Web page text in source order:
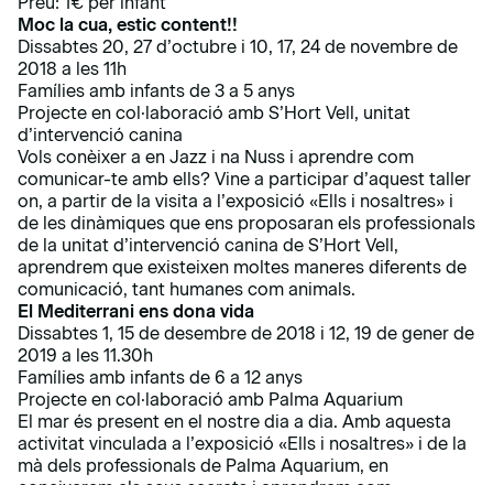
Moc la cua, estic content!!
Dissabtes 20, 27 d’octubre i 10, 17, 24 de novembre de
2018 a les 11h
Famílies amb infants de 3 a 5 anys
Projecte en col·laboració amb S’Hort Vell, unitat
d’intervenció canina
Vols conèixer a en Jazz i na Nuss i aprendre com
comunicar-te amb ells? Vine a participar d’aquest taller
on, a partir de la visita a l’exposició «Ells i nosaltres» i
de les dinàmiques que ens proposaran els professionals
de la unitat d’intervenció canina de S’Hort Vell,
aprendrem que existeixen moltes maneres diferents de
comunicació, tant humanes com animals.
El Mediterrani ens dona vida
Dissabtes 1, 15 de desembre de 2018 i 12, 19 de gener de
2019 a les 11.30h
Famílies amb infants de 6 a 12 anys
Projecte en col·laboració amb Palma Aquarium
El mar és present en el nostre dia a dia. Amb aquesta
activitat vinculada a l’exposició «Ells i nosaltres» i de la
mà dels professionals de Palma Aquarium, en